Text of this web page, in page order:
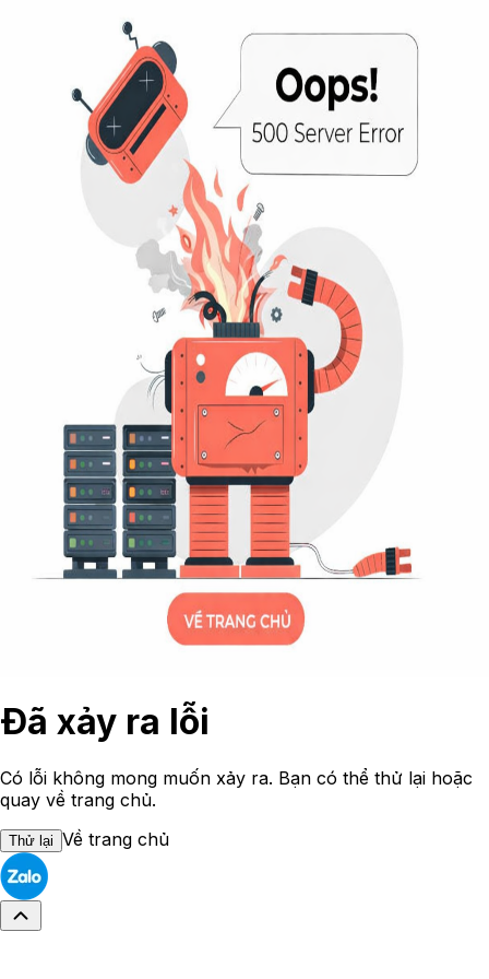
Đã xảy ra lỗi
Có lỗi không mong muốn xảy ra. Bạn có thể thử lại hoặc
quay về trang chủ.
Thử lại Về trang chủ